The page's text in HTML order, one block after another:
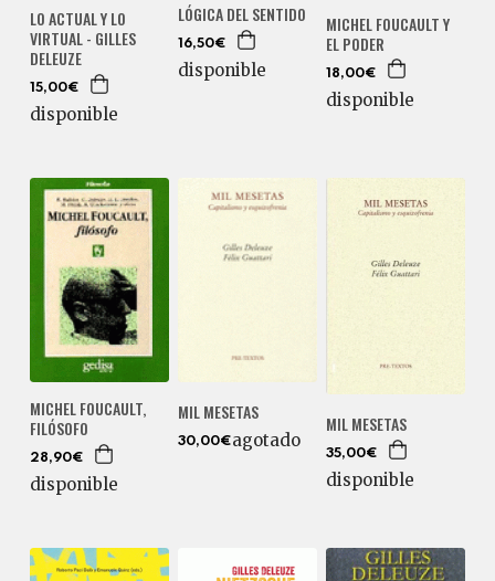
LO ACTUAL Y LO
VIRTUAL - GILLES
DELEUZE
15,00€
disponible
LÓGICA DEL SENTIDO
16,50€
disponible
MICHEL FOUCAULT Y
EL PODER
18,00€
disponible
MICHEL FOUCAULT,
FILÓSOFO
28,90€
disponible
MIL MESETAS
30,00€agotado
MIL MESETAS
35,00€
disponible